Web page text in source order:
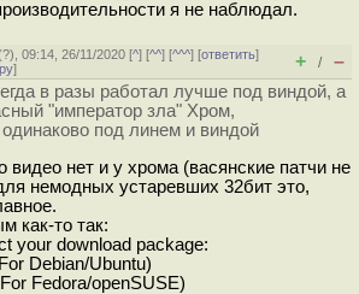
я не наблюдал.
?), 09:14, 26/11/2020 [^] [^^] [^^^] [ответить]
] + / –
в разы работал лучше под виндой, а
"император зла" Хром,
под линем и виндой
видео нет и у хрома (васянские патчи не
немодных устаревших 32бит это,
как-то так:
your download package:
Debian/Ubuntu)
Fedora/openSUSE)